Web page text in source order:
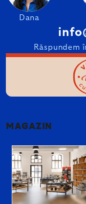
Dana
Răspundem
MAGAZIN